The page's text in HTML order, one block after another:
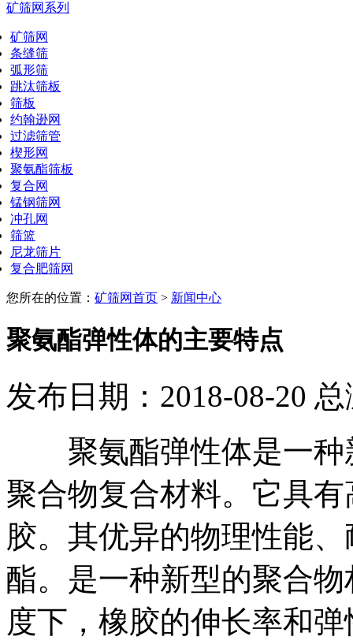
矿筛网系列
矿筛网
条缝筛
弧形筛
跳汰筛板
筛板
约翰逊网
过滤筛管
楔形网
聚氨酯筛板
复合网
锰钢筛网
冲孔网
筛篮
尼龙筛片
复合肥筛网
您所在的位置： 矿筛网首页 > 新闻中心
聚氨酯弹性体的主要特点
发布日期：2018-08-20
聚氨酯弹性体是一种
聚合物复合材料。它具
胶。其优异的物理性能
酯。是一种新型的聚合
度下，橡胶的伸长率和